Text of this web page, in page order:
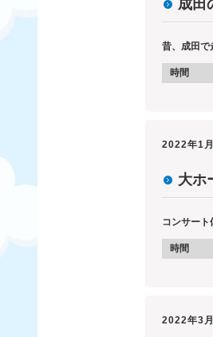
成田
昔、成田で
時間
2022年1
大ホ
コンサート
時間
2022年3